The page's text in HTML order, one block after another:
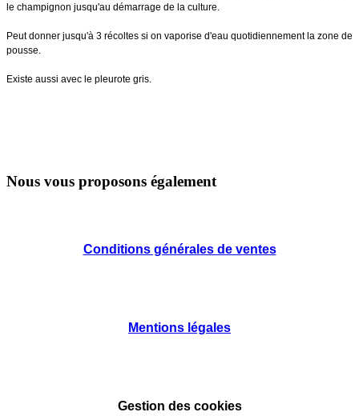
le champignon jusqu'au démarrage de la culture.
Peut donner jusqu'à 3 récoltes si on vaporise d'eau quotidiennement la zone de
pousse.
Existe aussi avec le pleurote gris.
Nous vous proposons également
Conditions générales de ventes
Mentions légales
Gestion des cookies